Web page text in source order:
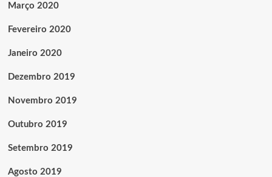
Março 2020
Fevereiro 2020
Janeiro 2020
Dezembro 2019
Novembro 2019
Outubro 2019
Setembro 2019
Agosto 2019